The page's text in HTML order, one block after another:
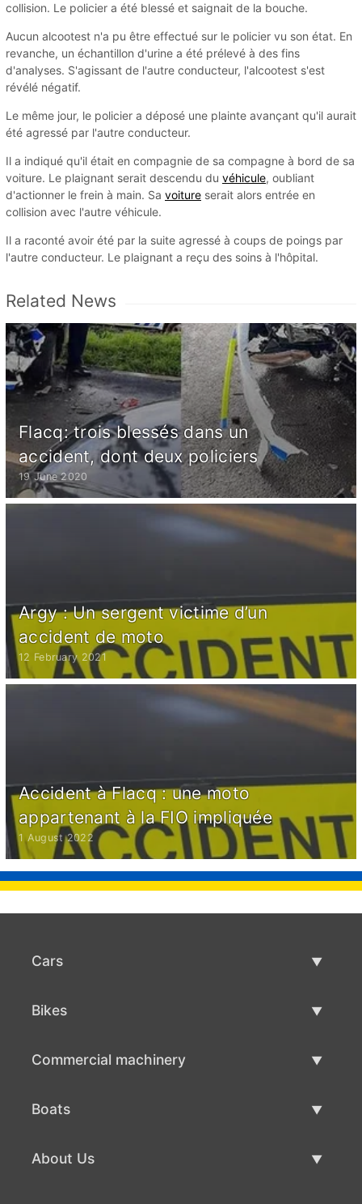
collision. Le policier a été blessé et saignait de la bouche.
Aucun alcootest n'a pu être effectué sur le policier vu son état. En
revanche, un échantillon d'urine a été prélevé à des fins
d'analyses. S'agissant de l'autre conducteur, l'alcootest s'est
révélé négatif.
Le même jour, le policier a déposé une plainte avançant qu'il aurait
été agressé par l'autre conducteur.
Il a indiqué qu'il était en compagnie de sa compagne à bord de sa
voiture. Le plaignant serait descendu du véhicule, oubliant
d'actionner le frein à main. Sa voiture serait alors entrée en
collision avec l'autre véhicule.
Il a raconté avoir été par la suite agressé à coups de poings par
l'autre conducteur. Le plaignant a reçu des soins à l'hôpital.
Related News
Flacq: trois blessés dans un
accident, dont deux policiers
19 June 2020
Argy : Un sergent victime d’un
accident de moto
12 February 2021
Accident à Flacq : une moto
appartenant à la FIO impliquée
1 August 2022
Cars
Bikes
Commercial machinery
Boats
About Us